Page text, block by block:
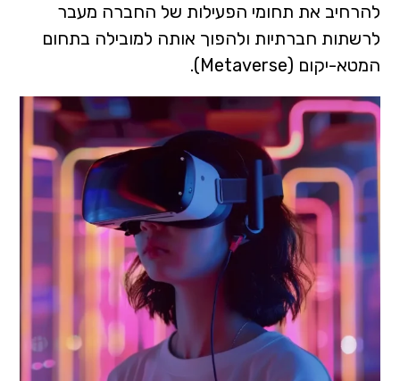
להרחיב את תחומי הפעילות של החברה מעבר
לרשתות חברתיות ולהפוך אותה למובילה בתחום
המטא-יקום (Metaverse).